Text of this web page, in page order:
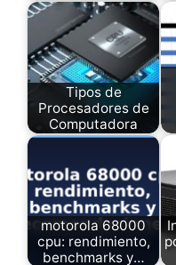
Tipos de
Procesadores de
Computadora
motorola 68000
cpu: rendimiento,
benchmarks y…